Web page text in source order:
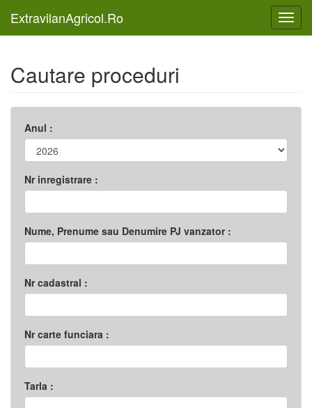
ExtravilanAgricol.Ro
Cautare proceduri
Anul :
Nr inregistrare :
Nume, Prenume sau Denumire PJ vanzator :
Nr cadastral :
Nr carte funciara :
Tarla :